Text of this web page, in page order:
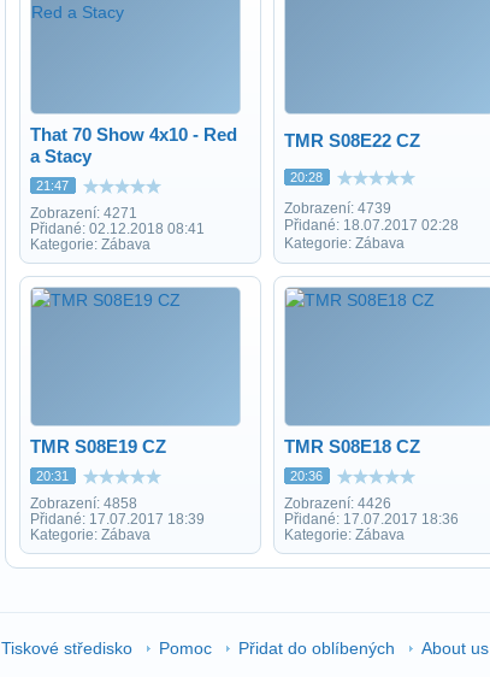
That 70 Show 4x10 - Red
a Stacy
21:47
Zobrazení: 4271
Přidané: 02.12.2018 08:41
Kategorie: Zábava
TMR S08E22 CZ
20:28
Zobrazení: 4739
Přidané: 18.07.2017 02:28
Kategorie: Zábava
TMR S08E19 CZ
20:31
Zobrazení: 4858
Přidané: 17.07.2017 18:39
Kategorie: Zábava
TMR S08E18 CZ
20:36
Zobrazení: 4426
Přidané: 17.07.2017 18:36
Kategorie: Zábava
Tiskové středisko Pomoc Přidat do oblíbených About us